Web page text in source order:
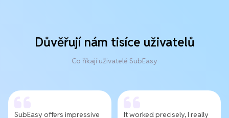
Důvěřují nám tisíce uživatelů
Co říkají uživatelé SubEasy
SubEasy offers impressive It worked precisely, I really